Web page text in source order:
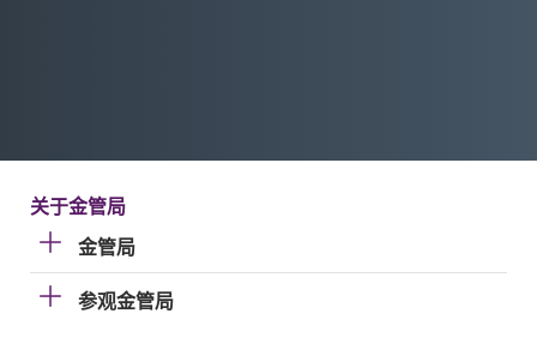
关于金管局
金管局
参观金管局